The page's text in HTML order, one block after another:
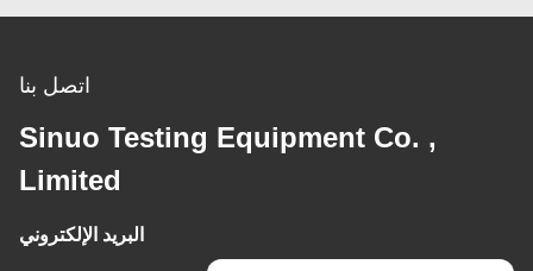
اتصل بنا
Sinuo Testing Equipment Co. ,
Limited
البريد الإلكتروني